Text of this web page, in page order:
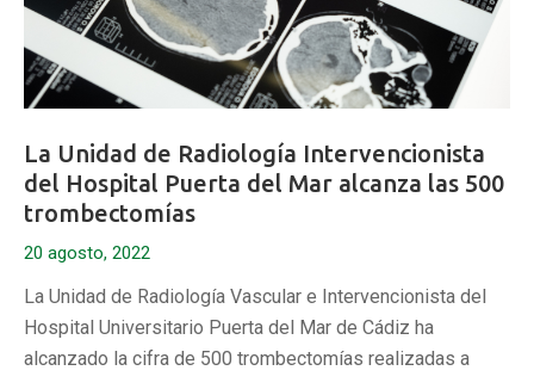
La Unidad de Radiología Intervencionista
del Hospital Puerta del Mar alcanza las 500
trombectomías
20 agosto, 2022
La Unidad de Radiología Vascular e Intervencionista del
Hospital Universitario Puerta del Mar de Cádiz ha
alcanzado la cifra de 500 trombectomías realizadas a